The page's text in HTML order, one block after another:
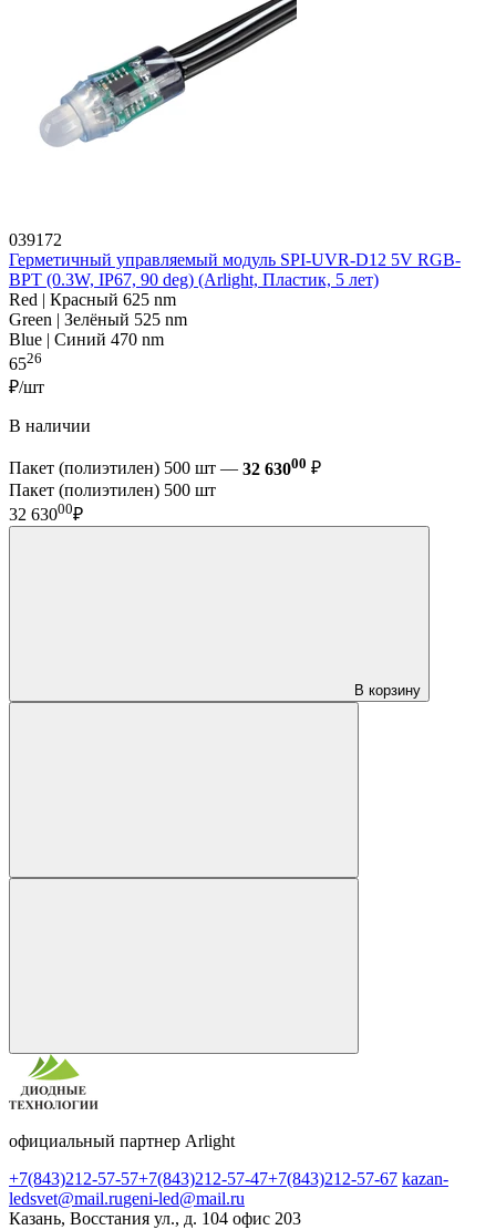
039172
Герметичный управляемый модуль SPI-UVR-D12 5V RGB-
BPT (0.3W, IP67, 90 deg) (Arlight, Пластик, 5 лет)
Red | Красный 625 nm
Green | Зелёный 525 nm
Blue | Синий 470 nm
6526
₽/шт
В наличии
Пакет (полиэтилен) 500 шт — 32 63000 ₽
Пакет (полиэтилен) 500 шт
32 63000₽
В корзину
официальный партнер Arlight
+7(843)212-57-57+7(843)212-57-47+7(843)212-57-67 kazan-
ledsvet@mail.rugeni-led@mail.ru
Казань, Восстания ул., д. 104 офис 203